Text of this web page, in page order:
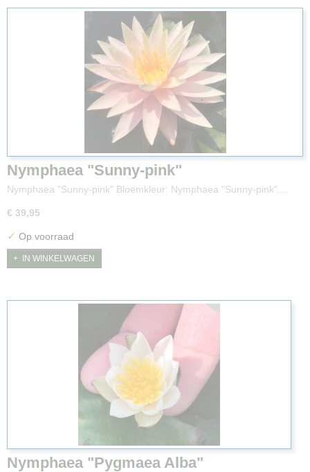
Nymphaea "Sunny-pink"
Nymphaea "Sunny-pink" Bloemkleur: Nymphaea "Sunny-pink"…
€ 39,95
✓ Op voorraad
IN WINKELWAGEN
Nymphaea "Pygmaea Alba"